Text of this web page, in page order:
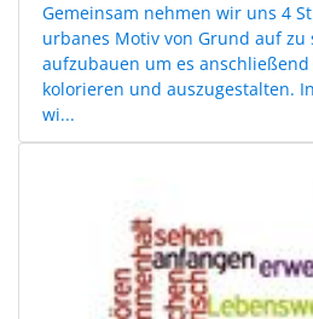
Gemeinsam nehmen wir uns 4
urbanes Motiv von Grund auf zu
aufzubauen um es
kolorieren und auszugestalten.
wi...